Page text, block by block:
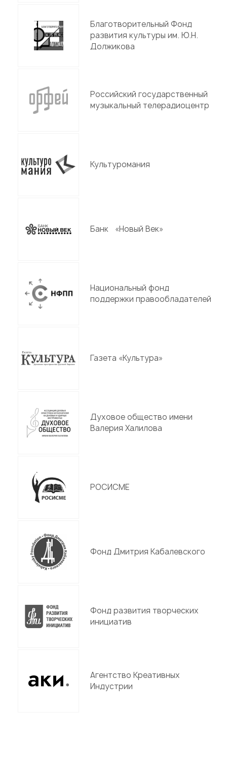
Благотворительный Фонд
развития культуры им. Ю.Н.
Должикова
Российский государственный
музыкальный телерадиоцентр
Культуромания
Банк «Новый Век»
Национальный фонд
поддержки правообладателей
Газета «Культура»
Духовое общество имени
Валерия Халилова
РОСИСМЕ
Фонд Дмитрия Кабалевского
Фонд развития творческих
инициатив
Агентство Креативных
Индустрии